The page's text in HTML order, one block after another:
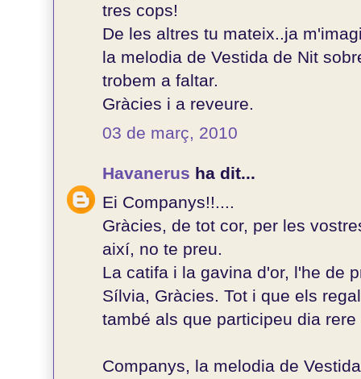
tres cops!
De les altres tu mateix..ja
la melodia de Vestida de Nit
trobem a faltar.
Gràcies i a reveure.
03 de març, 2010
Havanerus ha dit...
Ei Companys!!....
Gràcies, de tot cor, per les
així, no te preu.
La catifa i la gavina d'or, l'he de
Sílvia, Gràcies. Tot i que els
també als que participeu dia
Companys, la melodia de